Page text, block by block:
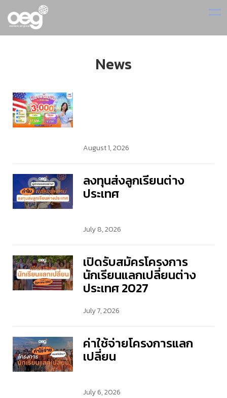
=
News
August 1, 2026
ลงทุนส่งลูกเรียนต่าง
ประเทศ
July 8, 2026
เปิดรับสมัครโครงการ
นักเรียนแลกเปลี่ยนต่าง
ประเทศ 2027
July 7, 2026
ค่าใช้จ่ายโครงการแลก
เปลี่ยน
July 6, 2026